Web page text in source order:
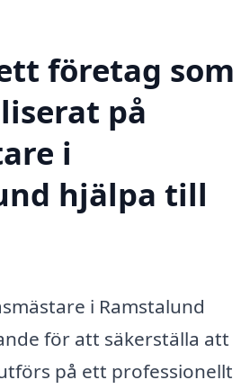
företag som
på
i
hjälpa till
i Ramstalund
för att säkerställa att
på ett professionellt